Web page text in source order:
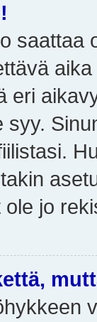
saattaa
eri
syy.
jo